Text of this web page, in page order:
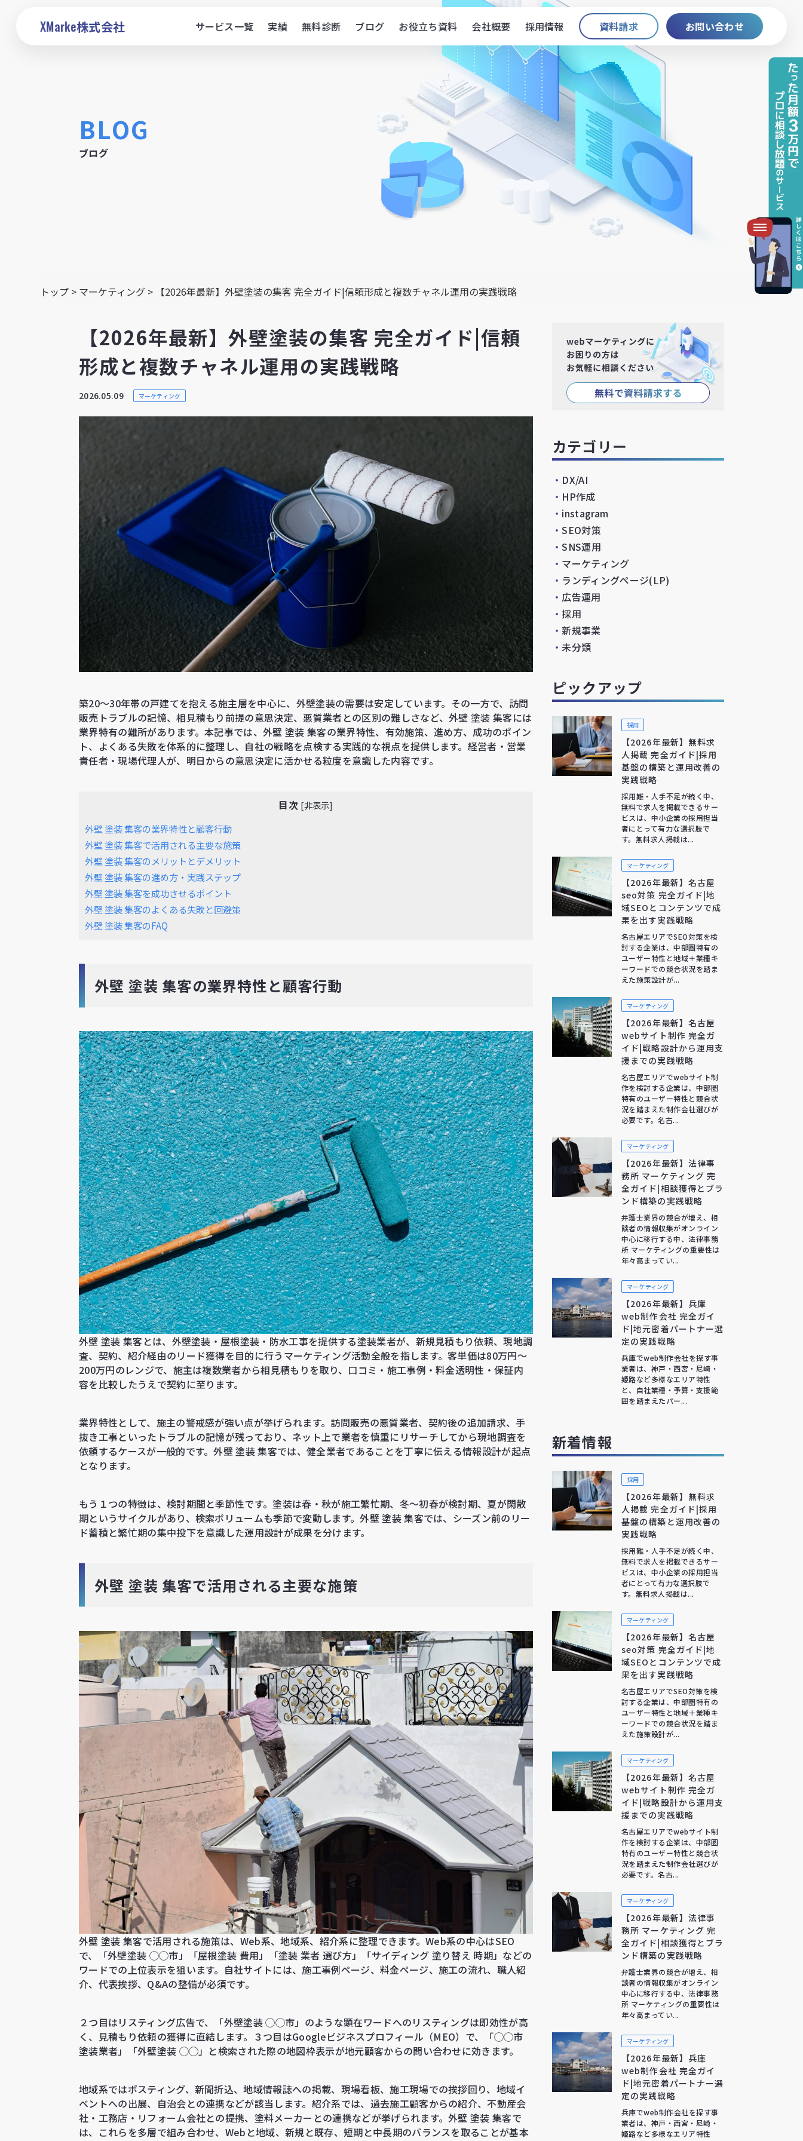
XMarke株式会社 サービス一覧 実績 無料診断 ブログ お役立ち資料 会社概要 採用情報 資料請求 お問い合わせ
BLOG
ブログ
トップ > マーケティング > 【2026年最新】外壁塗装の集客 完全ガイド|信頼形成と複数チャネル運用の実践戦略
【2026年最新】外壁塗装の集客 完全ガイド|信頼
形成と複数チャネル運用の実践戦略
2026.05.09 マーケティング
築20〜30年帯の戸建てを抱える施主層を中心に、外壁塗装の需要は安定しています。その一方で、訪問
販売トラブルの記憶、相見積もり前提の意思決定、悪質業者との区別の難しさなど、外壁 塗装 集客には
業界特有の難所があります。本記事では、外壁 塗装 集客の業界特性、有効施策、進め方、成功のポイン
ト、よくある失敗を体系的に整理し、自社の戦略を点検する実践的な視点を提供します。経営者・営業
責任者・現場代理人が、明日からの意思決定に活かせる粒度を意識した内容です。
目次 [非表示]
外壁 塗装 集客の業界特性と顧客行動
外壁 塗装 集客で活用される主要な施策
外壁 塗装 集客のメリットとデメリット
外壁 塗装 集客の進め方・実践ステップ
外壁 塗装 集客を成功させるポイント
外壁 塗装 集客のよくある失敗と回避策
外壁 塗装 集客のFAQ
外壁 塗装 集客の業界特性と顧客行動
外壁 塗装 集客とは、外壁塗装・屋根塗装・防水工事を提供する塗装業者が、新規見積もり依頼、現地調
査、契約、紹介経由のリード獲得を目的に行うマーケティング活動全般を指します。客単価は80万円〜
200万円のレンジで、施主は複数業者から相見積もりを取り、口コミ・施工事例・料金透明性・保証内
容を比較したうえで契約に至ります。
業界特性として、施主の警戒感が強い点が挙げられます。訪問販売の悪質業者、契約後の追加請求、手
抜き工事といったトラブルの記憶が残っており、ネット上で業者を慎重にリサーチしてから現地調査を
依頼するケースが一般的です。外壁 塗装 集客では、健全業者であることを丁寧に伝える情報設計が起点
となります。
もう１つの特徴は、検討期間と季節性です。塗装は春・秋が施工繁忙期、冬〜初春が検討期、夏が閑散
期というサイクルがあり、検索ボリュームも季節で変動します。外壁 塗装 集客では、シーズン前のリー
ド蓄積と繁忙期の集中投下を意識した運用設計が成果を分けます。
外壁 塗装 集客で活用される主要な施策
外壁 塗装 集客で活用される施策は、Web系、地域系、紹介系に整理できます。Web系の中心はSEO
で、「外壁塗装 ◯◯市」「屋根塗装 費用」「塗装 業者 選び方」「サイディング 塗り替え 時期」などの
ワードでの上位表示を狙います。自社サイトには、施工事例ページ、料金ページ、施工の流れ、職人紹
介、代表挨拶、Q&Aの整備が必須です。
２つ目はリスティング広告で、「外壁塗装 ◯◯市」のような顕在ワードへのリスティングは即効性が高
く、見積もり依頼の獲得に直結します。３つ目はGoogleビジネスプロフィール（MEO）で、「◯◯市
塗装業者」「外壁塗装 ◯◯」と検索された際の地図枠表示が地元顧客からの問い合わせに効きます。
地域系ではポスティング、新聞折込、地域情報誌への掲載、現場看板、施工現場での挨拶回り、地域イ
ベントへの出展、自治会との連携などが該当します。紹介系では、過去施工顧客からの紹介、不動産会
社・工務店・リフォーム会社との提携、塗料メーカーとの連携などが挙げられます。外壁 塗装 集客で
は、これらを多層で組み合わせ、Webと地域、新規と既存、短期と中長期のバランスを取ることが基本
カテゴリー
・ DX/AI
・ HP作成
・ instagram
・SEO対策
・SNS運用
・ マーケティング
・ ランディングページ(LP)
・ 広告運用
・採用
・新規事業
・未分類
ピックアップ
採用
【2026年最新】無料求
人掲載 完全ガイド|採用
基盤の構築と運用改善の
実践戦略
採用難・人手不足が続く中、
無料で求人を掲載できるサー
ビスは、中小企業の採用担当
者にとって有力な選択肢で
す。無料求人掲載は...
マーケティング
【2026年最新】名古屋
seo対策 完全ガイド|地
域SEOとコンテンツで成
果を出す実践戦略
名古屋エリアでSEO対策を検
討する企業は、中部圏特有の
ユーザー特性と地域＋業種キ
ーワードでの競合状況を踏ま
えた施策設計が...
マーケティング
【2026年最新】名古屋
webサイト制作 完全ガ
イド|戦略設計から運用支
援までの実践戦略
名古屋エリアでwebサイト制
作を検討する企業は、中部圏
特有のユーザー特性と競合状
況を踏まえた制作会社選びが
必要です。名古...
マーケティング
【2026年最新】法律事
務所 マーケティング 完
全ガイド|相談獲得とブラ
ンド構築の実践戦略
弁護士業界の競合が増え、相
談者の情報収集がオンライン
中心に移行する中、法律事務
所 マーケティングの重要性は
年々高まってい...
マーケティング
【2026年最新】兵庫
web制作会社 完全ガイ
ド|地元密着パートナー選
定の実践戦略
兵庫でweb制作会社を探す事
業者は、神戸・西宮・尼崎・
姫路など多様なエリア特性
と、自社業種・予算・支援範
囲を踏まえたパー...
新着情報
採用
【2026年最新】無料求
人掲載 完全ガイド|採用
基盤の構築と運用改善の
実践戦略
採用難・人手不足が続く中、
無料で求人を掲載できるサー
ビスは、中小企業の採用担当
者にとって有力な選択肢で
す。無料求人掲載は...
マーケティング
【2026年最新】名古屋
seo対策 完全ガイド|地
域SEOとコンテンツで成
果を出す実践戦略
名古屋エリアでSEO対策を検
討する企業は、中部圏特有の
ユーザー特性と地域＋業種キ
ーワードでの競合状況を踏ま
えた施策設計が...
マーケティング
【2026年最新】名古屋
webサイト制作 完全ガ
イド|戦略設計から運用支
援までの実践戦略
名古屋エリアでwebサイト制
作を検討する企業は、中部圏
特有のユーザー特性と競合状
況を踏まえた制作会社選びが
必要です。名古...
マーケティング
【2026年最新】法律事
務所 マーケティング 完
全ガイド|相談獲得とブラ
ンド構築の実践戦略
弁護士業界の競合が増え、相
談者の情報収集がオンライン
中心に移行する中、法律事務
所 マーケティングの重要性は
年々高まってい...
マーケティング
【2026年最新】兵庫
web制作会社 完全ガイ
ド|地元密着パートナー選
定の実践戦略
兵庫でweb制作会社を探す事
業者は、神戸・西宮・尼崎・
姫路など多様なエリア特性